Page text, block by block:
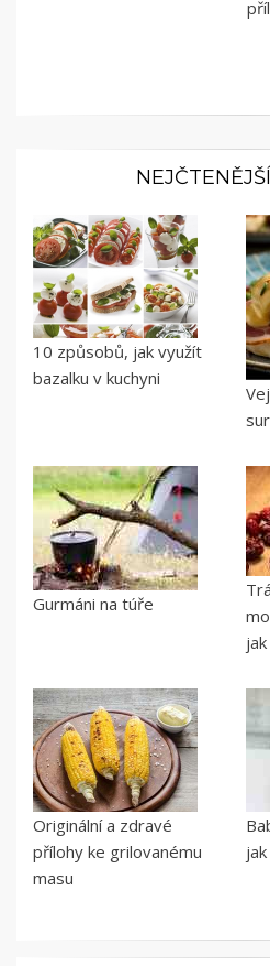
10 způsobů, jak využít
bazalku v kuchyni
Gurmáni na túře
Originální a zdravé
přílohy ke grilovanému
masu